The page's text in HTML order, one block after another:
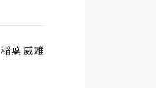
稲葉 威雄